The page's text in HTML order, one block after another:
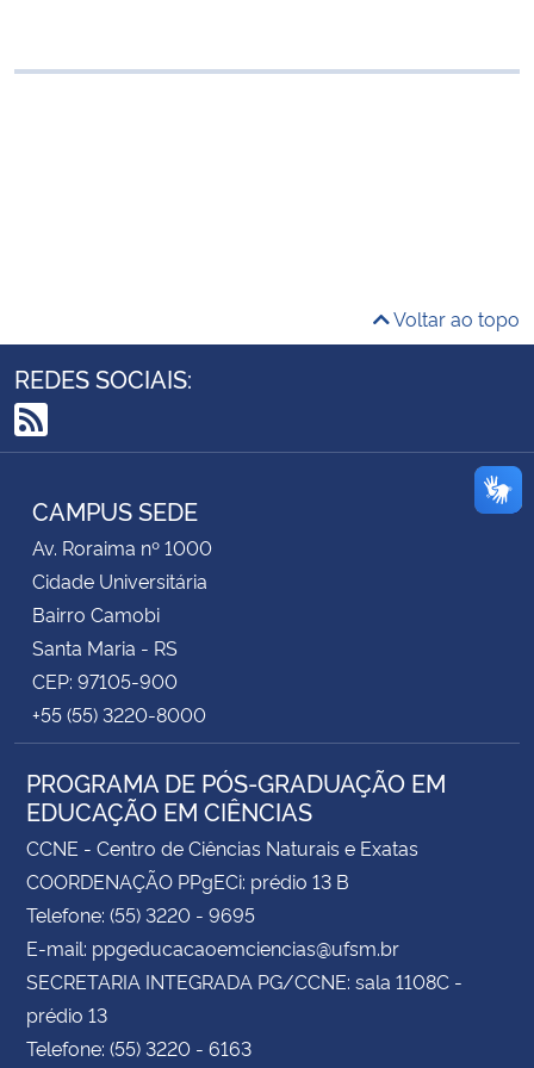
Ministério do Desenvolvimento Regional
Ministério da Mulher, da Família e dos Direitos Humanos
Secretaria-Geral
Secretaria de Governo
Gabinete de Segurança Institucional
Advocacia-Geral da União
Banco Central do Brasil
Planalto
Voltar ao topo
REDES SOCIAIS:
RSS
CAMPUS SEDE
Av. Roraima nº 1000
Cidade Universitária
Bairro Camobi
Santa Maria - RS
CEP: 97105-900
+55 (55) 3220-8000
PROGRAMA DE PÓS-GRADUAÇÃO EM
EDUCAÇÃO EM CIÊNCIAS
CCNE - Centro de Ciências Naturais e Exatas
COORDENAÇÃO PPgECi: prédio 13 B
Telefone: (55) 3220 - 9695
E-mail: ppgeducacaoemciencias@ufsm.br
SECRETARIA INTEGRADA PG/CCNE: sala 1108C -
prédio 13
Telefone: (55) 3220 - 6163